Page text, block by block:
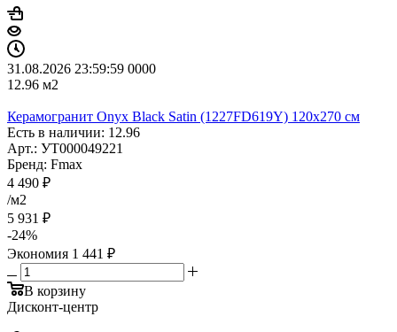
31.08.2026 23:59:59 0000
12.96 м2
Керамогранит Onyx Black Satin (1227FD619Y) 120x270 см
Есть в наличии: 12.96
Арт.: УТ000049221
Бренд: Fmax
4 490 ₽
/м2
5 931 ₽
-24%
Экономия 1 441 ₽
В корзину
Дисконт-центр